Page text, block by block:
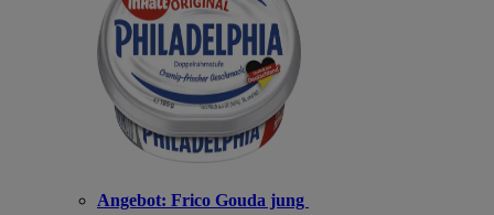
Angebot: Frico Gouda jung